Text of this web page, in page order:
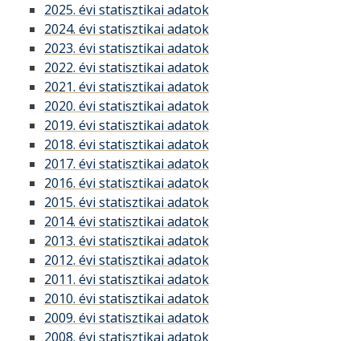
2025. évi statisztikai adatok
2024. évi statisztikai adatok
2023. évi statisztikai adatok
2022. évi statisztikai adatok
2021. évi statisztikai adatok
2020. évi statisztikai adatok
2019. évi statisztikai adatok
2018. évi statisztikai adatok
2017. évi statisztikai adatok
2016. évi statisztikai adatok
2015. évi statisztikai adatok
2014. évi statisztikai adatok
2013. évi statisztikai adatok
2012. évi statisztikai adatok
2011. évi statisztikai adatok
2010. évi statisztikai adatok
2009. évi statisztikai adatok
2008. évi statisztikai adatok